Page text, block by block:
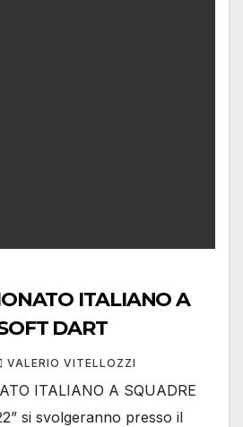
ITALIANO A
DART
VALERIO VITELLOZZI
ITALIANO A SQUADRE
si svolgeranno presso il